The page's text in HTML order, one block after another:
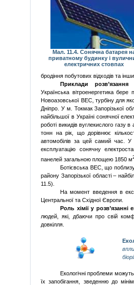
Мал. 11.4. Сонячна батарея
приватному будинку і
електричних стовпах
бродіння побутових відходів та
Приклади
Українська вітроенергетика бере
Новоазовської ВЕС, турбіну для
Дніпро. У м. Токмак Запорізької
найбільшої в Україні сонячної
роботі викидів вуглекислого
тонн на рік, що дорівнює
автомобілів за цей самий час. У
експлуатацію сонячну
панелей загальною площею 1850 м
Ботієвська ВЕС, що
району Запорізької області –
11.5).
На момент введення в
Центральної та Східної Європи.
Роль хімії у розв’язанні
людей, які, дбаючи про свій
довкілля.
Екологічні проблеми
їх запобігання, зведенню до